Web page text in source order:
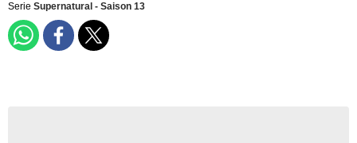
Serie Supernatural - Saison 13